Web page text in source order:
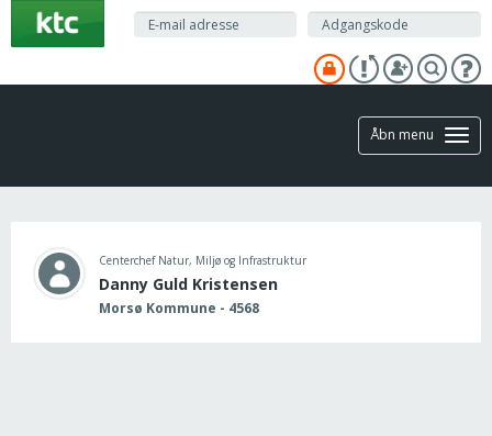
hovedindhold
Åbn menu
Centerchef Natur, Miljø og Infrastruktur
Danny Guld Kristensen
Morsø Kommune - 4568